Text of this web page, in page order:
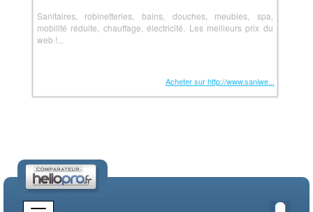
Sanitaires, robinetteries, bains, douches, meubles, spa,
mobilité réduite, chauffage, électricité. Les meilleurs prix du
web !...
Acheter sur http://www.saniwe...